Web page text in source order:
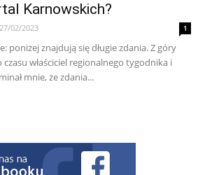
Karnowskich?
27/02/2023 1
poniżej znajdują się długie zdania. Z góry
właściciel regionalnego tygodnika i
mnie, że zdania...